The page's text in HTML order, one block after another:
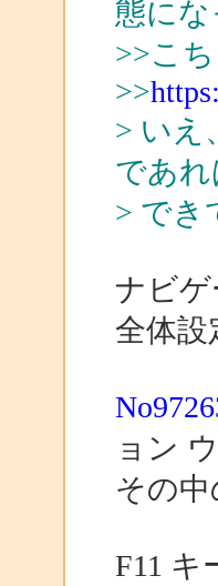
態に
>>こ
>>
> いえ
であ
> でき
ナビ
全体設
ョン
その
F11 キ